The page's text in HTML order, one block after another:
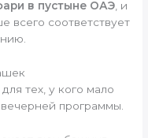
в пустыне ОАЭ , и
всего соответствует
тех, у кого мало
программы.